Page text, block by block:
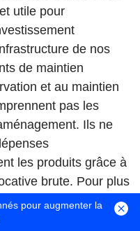
utile pour
de nos
de maintien
et au maintien
pas les
Ils ne
les produits grâce à
brute. Pour plus
se reporter à la
pour augmenter la